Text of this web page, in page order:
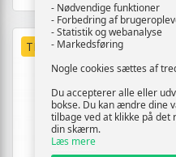
TILBUD
- Nødvendige funktioner
- Forbedring af
- Statistik og webanalyse
- Markedsføring
Nogle cookies sættes af
Du accepterer alle eller
bokse. Du kan ændre dine
tilbage ved at klikke på det
din skærm.
Læs mere